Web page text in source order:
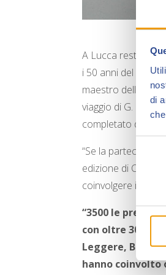
di
del
A Lucca restano in
i 50 anni del suo
maestro
viaggio di G.
completato dopo
“Se la
edizione di
coinvolgere il
“3500 le
con oltre 300 i
Leggere, Bonelli
hanno coinvolto